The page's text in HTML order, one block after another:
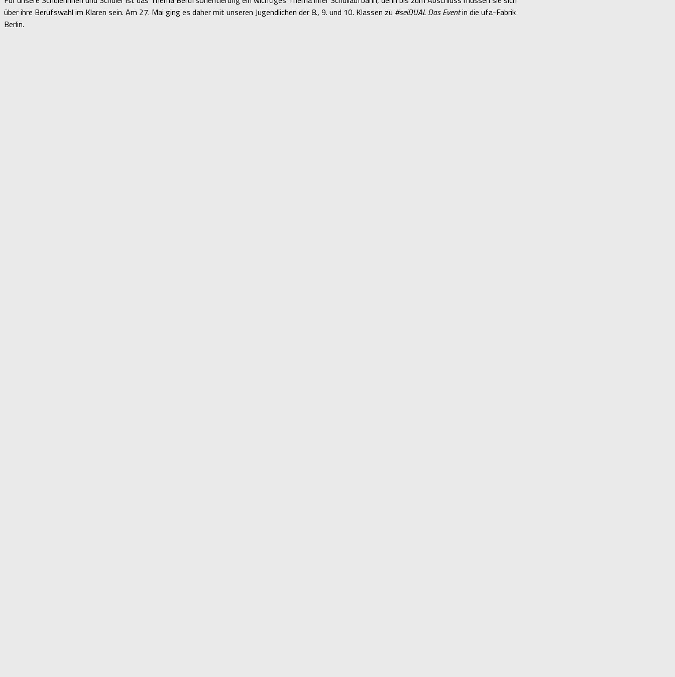
über ihre Berufswahl im Klaren sein. Am 27. Mai ging es daher mit unseren Jugendlichen der 8., 9. und 10. Klassen zu #seiDUAL Das Eventin die ufa-Fabrik
Berlin.